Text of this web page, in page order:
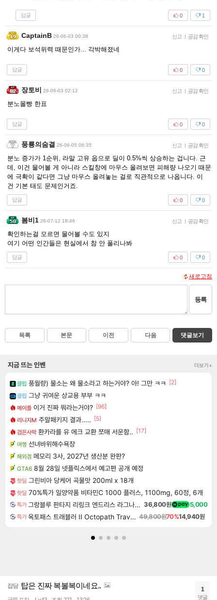
답글 1
0
CaptainB 26-06-03 00:38 신고 | 공감 확인
이게다 보석위력 때문인가... 각박해졌네
답글 0
0
장토비 26-06-03 02:12 신고 | 공감 확인
분노몰빵 한표
답글 0
0
풍룡의숨결 26-06-05 08:35 신고 | 공감 확인
분노 증가가 1순위, 라말 고유 옵으로 딜이 0.5%씩 상승하는 겁니다. 근
데, 이건 물어볼 게 아니라 스킬창에 마우스 올려보면 피해량 나오기 때문
에 극확이 같다면 그냥 마우스 올려놓는 걸로 직관적으로 나옵니다. 이
건 기본 태도 문제인거죠.
답글 0
0
봄비1 26-07-12 18:46 신고 | 공감 확인
확인하는걸 모르면 물어볼 수도 있지
여기 어떤 인간들은 현실에서 참 안 풀리나봐
답글 0
0
새로고침
등록
목록 본문 이전 다음 댓글보기
지금 뜨는 인벤 더보기+
클립 풍월량) 물소는 왜 물소라고 하는거야? 아! 그만 ㅋㅋ
[2]
클립 그냥 귀여운 상교용 부부 ㅋㅋ
메이플 이거 진짜 뭐라는거야? [96]
리니지M 주말패키지 결과..... [5]
검은사막 환카라를 유 에크 교환 쪼매 서운함.. [17]
여행 선녀바위해수욕장
해외겜 메모리 3사, 2027년 생산분 완판?
GTA6 8월 28일 넷플릭스에서 예고편 공개 예정
핫딜 그린비아 당케어 곡물맛 200ml x 18개
핫딜 70%특가 일양약품 비타민C 1000 플러스, 1100mg, 60정, 6개
특가 그랑블루 판타지 리링크 엔드리스 라그나로크 업그레이드 킷 Granblue Fantasy Relink Endless Ragnarok Upgrade Kit DLC 36,800원 5,000
특가 옥토패스 트래블러 II Octopath Traveler II 49,800원70%14,940원
잡담 탑은 진짜 복볼복이네요.. 1
댓글